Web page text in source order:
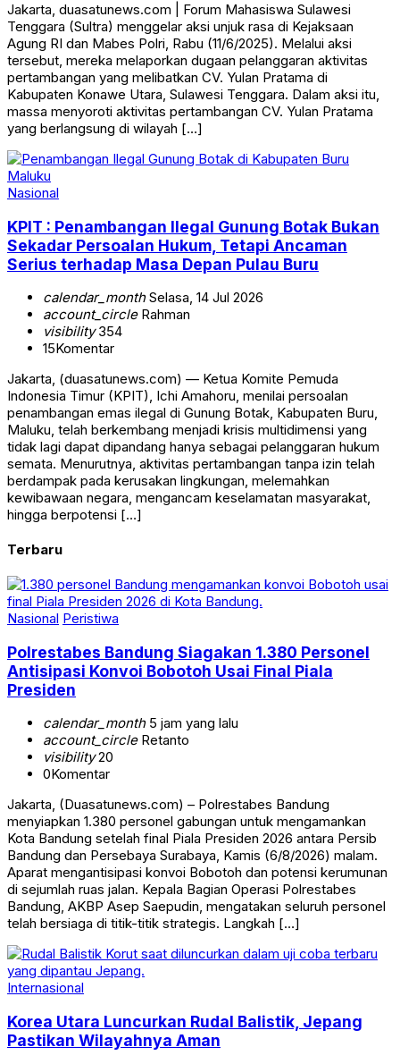
Jakarta, duasatunews.com | Forum Mahasiswa Sulawesi
Tenggara (Sultra) menggelar aksi unjuk rasa di Kejaksaan
Agung RI dan Mabes Polri, Rabu (11/6/2025). Melalui aksi
tersebut, mereka melaporkan dugaan pelanggaran aktivitas
pertambangan yang melibatkan CV. Yulan Pratama di
Kabupaten Konawe Utara, Sulawesi Tenggara. Dalam aksi itu,
massa menyoroti aktivitas pertambangan CV. Yulan Pratama
yang berlangsung di wilayah […]
Nasional
KPIT : Penambangan Ilegal Gunung Botak Bukan
Sekadar Persoalan Hukum, Tetapi Ancaman
Serius terhadap Masa Depan Pulau Buru
calendar_monthSelasa, 14 Jul 2026
account_circleRahman
visibility354
15Komentar
Jakarta, (duasatunews.com) — Ketua Komite Pemuda
Indonesia Timur (KPIT), Ichi Amahoru, menilai persoalan
penambangan emas ilegal di Gunung Botak, Kabupaten Buru,
Maluku, telah berkembang menjadi krisis multidimensi yang
tidak lagi dapat dipandang hanya sebagai pelanggaran hukum
semata. Menurutnya, aktivitas pertambangan tanpa izin telah
berdampak pada kerusakan lingkungan, melemahkan
kewibawaan negara, mengancam keselamatan masyarakat,
hingga berpotensi […]
Terbaru
Nasional Peristiwa
Polrestabes Bandung Siagakan 1.380 Personel
Antisipasi Konvoi Bobotoh Usai Final Piala
Presiden
calendar_month5 jam yang lalu
account_circleRetanto
visibility20
0Komentar
Jakarta, (Duasatunews.com) – Polrestabes Bandung
menyiapkan 1.380 personel gabungan untuk mengamankan
Kota Bandung setelah final Piala Presiden 2026 antara Persib
Bandung dan Persebaya Surabaya, Kamis (6/8/2026) malam.
Aparat mengantisipasi konvoi Bobotoh dan potensi kerumunan
di sejumlah ruas jalan. Kepala Bagian Operasi Polrestabes
Bandung, AKBP Asep Saepudin, mengatakan seluruh personel
telah bersiaga di titik-titik strategis. Langkah […]
Internasional
Korea Utara Luncurkan Rudal Balistik, Jepang
Pastikan Wilayahnya Aman